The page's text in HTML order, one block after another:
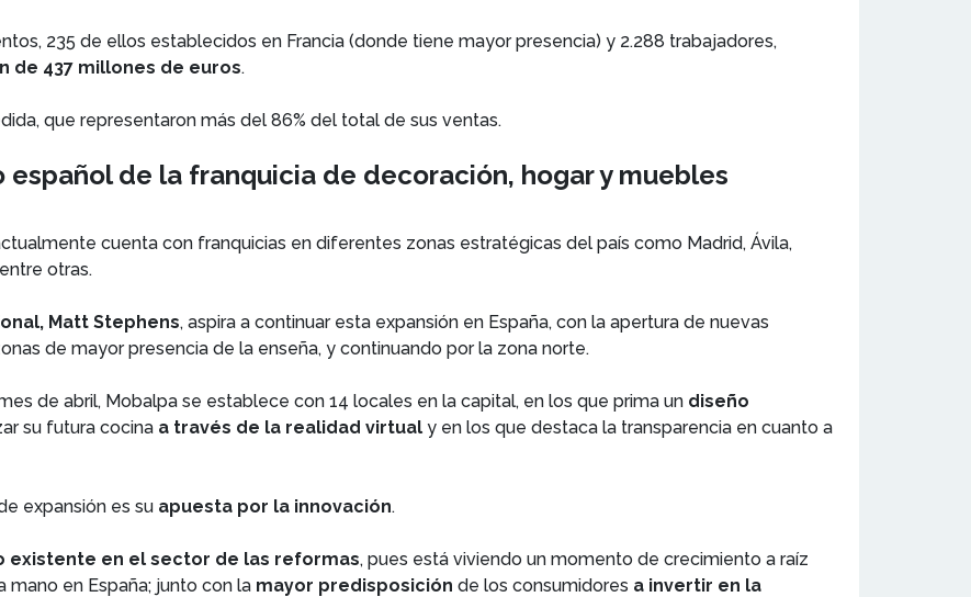
235 de ellos establecidos en Francia (donde tiene mayor presencia) y 2.288 trabajadores,
de 437 millones de euros.
que representaron más del 86% del total de sus ventas.
de la franquicia de decoración, hogar y muebles
cuenta con franquicias en diferentes zonas estratégicas del país como Madrid, Ávila,
otras.
Matt Stephens, aspira a continuar esta expansión en España, con la apertura de nuevas
de mayor presencia de la enseña, y continuando por la zona norte.
de abril, Mobalpa se establece con 14 locales en la capital, en los que prima un diseño
su futura cocina a través de la realidad virtual y en los que destaca la transparencia en cuanto a
expansión es su apuesta por la innovación.
existente en el sector de las reformas, pues está viviendo un momento de crecimiento a raíz
en España; junto con la mayor predisposición de los consumidores a invertir en la